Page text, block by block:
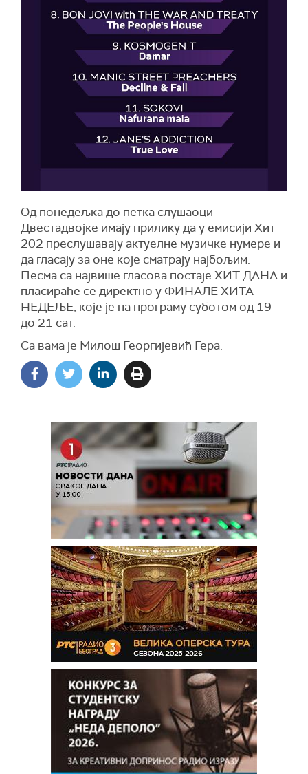
Од понедељка до петка слушаоци
Двестадвојке имају прилику да у емисији Хит
202 преслушавају актуелне музичке нумере и
да гласају за оне које сматрају најбољим.
Песма са највише гласова постаје ХИТ ДАНА и
пласираће се директно у ФИНАЛЕ ХИТА
НЕДЕЉЕ, које је на програму суботом од 19
до 21 сат.
Са вама је Милош Георгијевић Гера.